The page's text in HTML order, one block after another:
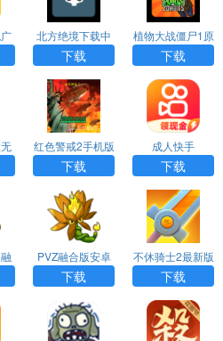
北方绝境下载中
文版
下载
植物大战僵尸1原
版下载中文版
下载
红色警戒2手机版
下载
成人快手
下载
PVZ融合版安卓
版下载
下载
不休骑士2最新版
安卓版下载
下载